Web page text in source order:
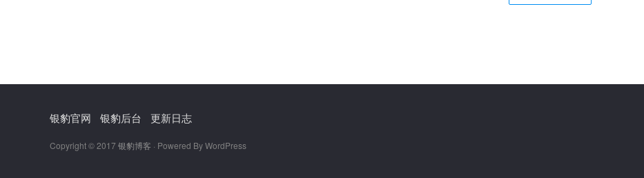
银豹官网 银豹后台 更新日志
Copyright © 2017 银豹博客 · Powered By WordPress